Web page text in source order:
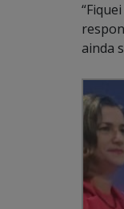
ainda